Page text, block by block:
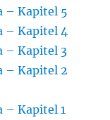
– Kapitel 5
– Kapitel 4
– Kapitel 3
– Kapitel 2
– Kapitel 1